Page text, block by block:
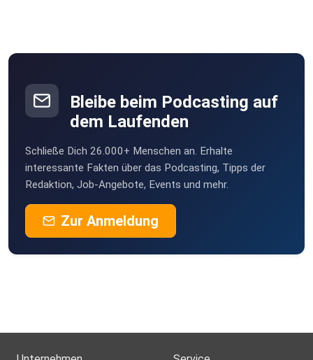
Bleibe beim Podcasting auf
dem Laufenden
Schließe Dich 26.000+ Menschen an. Erhalte
interessante Fakten über das Podcasting, Tipps der
Redaktion, Job-Angebote, Events und mehr.
Zur Anmeldung